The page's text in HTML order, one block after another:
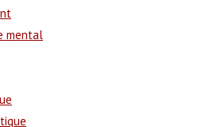
mental